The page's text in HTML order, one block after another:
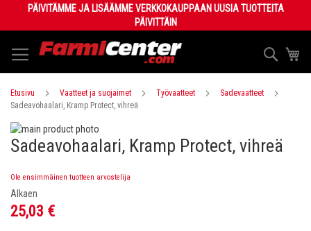
Content
PÄIVITÄMME JA LISÄÄMME VERKKOKAUPPAAN UUSIA TUOTTEITA
PÄIVITTÄIN
Haku
Etusivu Vaatteet ja suojaimet Työvaatteet
Sadevaatteet
Sadeavohaalari, Kramp Protect, vihreä
Skip
to
the
images
Skip
of
the
Sadeavohaalari, Kramp Protect, vihreä
Ole ensimmäinen tuotteen arvostelija
Alkaen
25,03 €